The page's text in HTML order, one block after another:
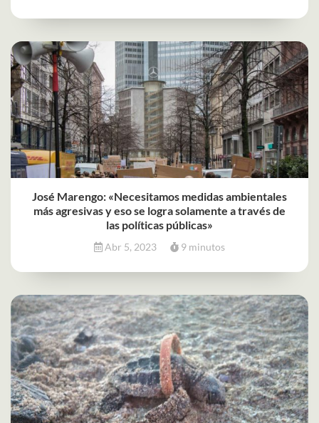
José Marengo: «Necesitamos medidas ambientales
más agresivas y eso se logra solamente a través de
las políticas públicas»
Abr 5, 2023 9 minutos